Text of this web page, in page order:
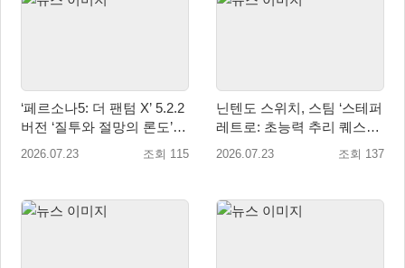
‘페르소나5: 더 팬텀 X’ 5.2.2
버전 ‘질투와 절망의 론도’ 7
월 23일 업데이트!
2026.07.23 조회 115
닌텐도 스위치, 스팀 ‘스테퍼
레트로: 초능력 추리 퀘스트’
2026년 7월 23일 글로벌 정
2026.07.23 조회 137